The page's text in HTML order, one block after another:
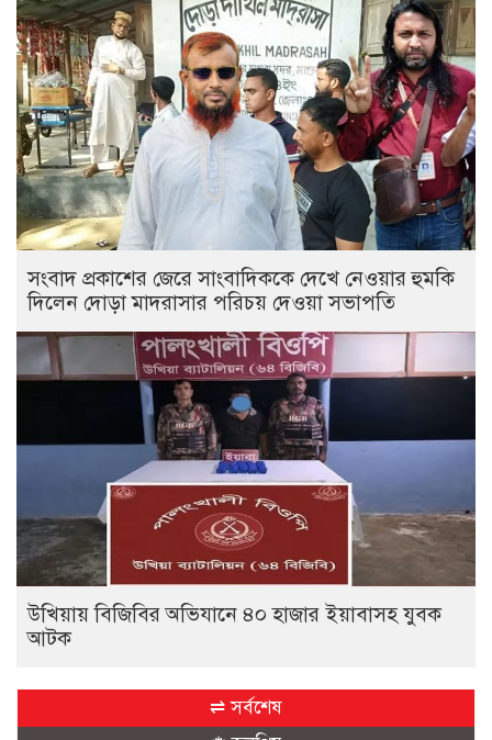
সংবাদ প্রকাশের জেরে সাংবাদিককে দেখে নেওয়ার হুমকি
দিলেন দোড়া মাদরাসার পরিচয় দেওয়া সভাপতি
উখিয়ায় বিজিবির অভিযানে ৪০ হাজার ইয়াবাসহ যুবক
আটক
⇌ সর্বশেষ